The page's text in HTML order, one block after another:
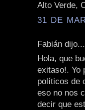
Alto Verde,
31 DE
Fabián dijo...
Hola, que
exitaso!. Yo
políticos de
eso no nos
decir que